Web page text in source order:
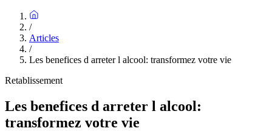
/
Articles
/
Les benefices d arreter l alcool: transformez votre vie
Retablissement
Les benefices d arreter l alcool:
transformez votre vie